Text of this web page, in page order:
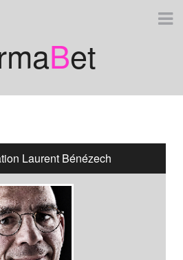
Bet
Laurent Bénézech